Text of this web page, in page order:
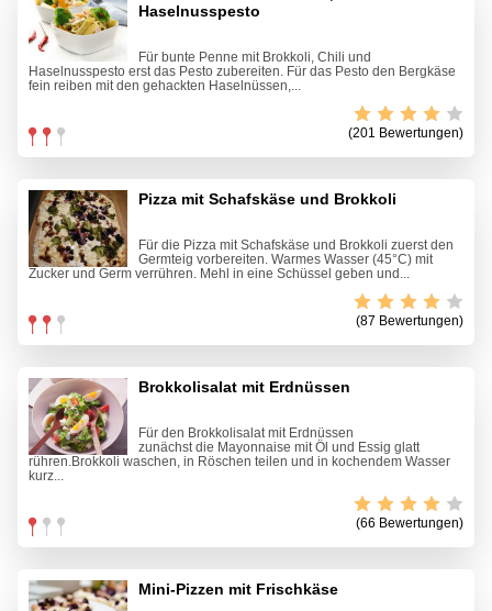
Haselnusspesto
Für bunte Penne mit Brokkoli, Chili und
Haselnusspesto erst das Pesto zubereiten. Für das Pesto den Bergkäse
fein reiben mit den gehackten Haselnüssen,...
(201 Bewertungen)
Pizza mit Schafskäse und Brokkoli
Für die Pizza mit Schafskäse und Brokkoli zuerst den
Germteig vorbereiten. Warmes Wasser (45°C) mit
Zucker und Germ verrühren. Mehl in eine Schüssel geben und...
(87 Bewertungen)
Brokkolisalat mit Erdnüssen
Für den Brokkolisalat mit Erdnüssen
zunächst die Mayonnaise mit Öl und Essig glatt
rühren.Brokkoli waschen, in Röschen teilen und in kochendem Wasser
kurz...
(66 Bewertungen)
Mini-Pizzen mit Frischkäse